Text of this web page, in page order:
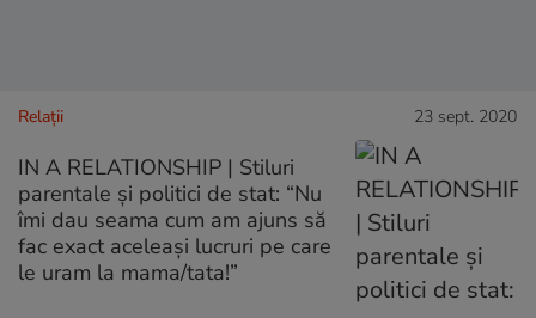
Relații 23 sept. 2020
IN A RELATIONSHIP | Stiluri
parentale și politici de stat: “Nu
îmi dau seama cum am ajuns să
fac exact aceleași lucruri pe care
le uram la mama/tata!”